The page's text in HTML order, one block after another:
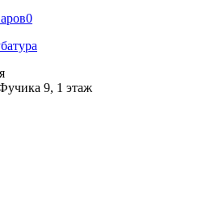
0
9, 1 этаж